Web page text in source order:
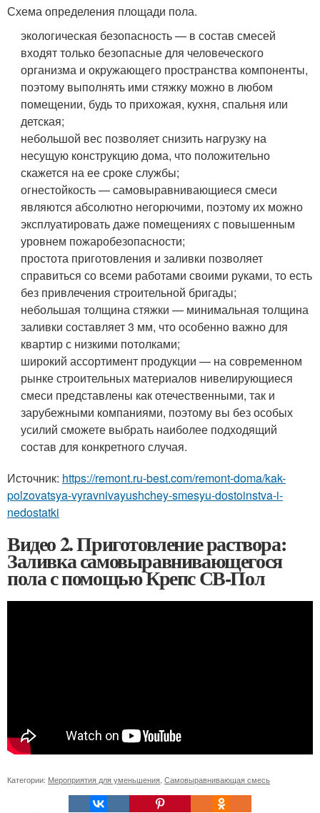
Схема определения площади пола.
экологическая безопасность — в состав смесей
входят только безопасные для человеческого
организма и окружающего пространства компоненты,
поэтому выполнять ими стяжку можно в любом
помещении, будь то прихожая, кухня, спальня или
детская;
небольшой вес позволяет снизить нагрузку на
несущую конструкцию дома, что положительно
скажется на ее сроке службы;
огнестойкость — самовыравнивающиеся смеси
являются абсолютно негорючими, поэтому их можно
эксплуатировать даже помещениях с повышенным
уровнем пожаробезопасности;
простота приготовления и заливки позволяет
справиться со всеми работами своими руками, то есть
без привлечения строительной бригады;
небольшая толщина стяжки — минимальная толщина
заливки составляет 3 мм, что особенно важно для
квартир с низкими потолками;
широкий ассортимент продукции — на современном
рынке строительных материалов нивелирующиеся
смеси представлены как отечественными, так и
зарубежными компаниями, поэтому вы без особых
усилий сможете выбрать наиболее подходящий
состав для конкретного случая.
Источник: https://remont.ru-best.com/remont-doma/kak-
polzovatsya-vyravnivayushchey-smesyu-dostoinstva-i-
nedostatki
Видео 2. Приготовление раствора:
Заливка самовыравнивающегося
пола с помощью Крепс СВ-Пол
Категории: Мероприятия для уменьшения, Самовыравнивающая смесь